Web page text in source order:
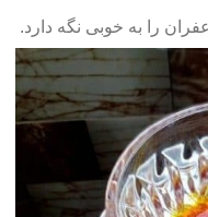
را به خوبی نگه دارد.